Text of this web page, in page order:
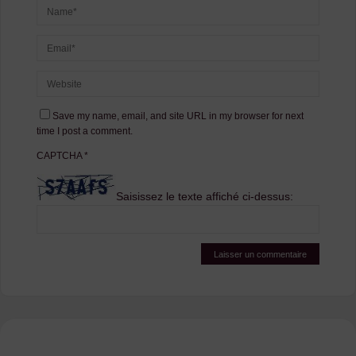
Save my name, email, and site URL in my browser for next
time I post a comment.
CAPTCHA*
Saisissez le texte affiché ci-dessus: